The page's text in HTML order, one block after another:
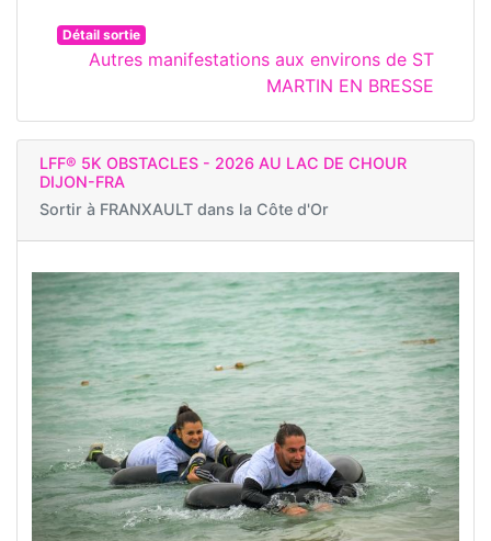
Détail sortie
Autres manifestations aux environs de ST
MARTIN EN BRESSE
LFF® 5K OBSTACLES - 2026 AU LAC DE CHOUR
DIJON-FRA
Sortir à FRANXAULT dans la Côte d'Or